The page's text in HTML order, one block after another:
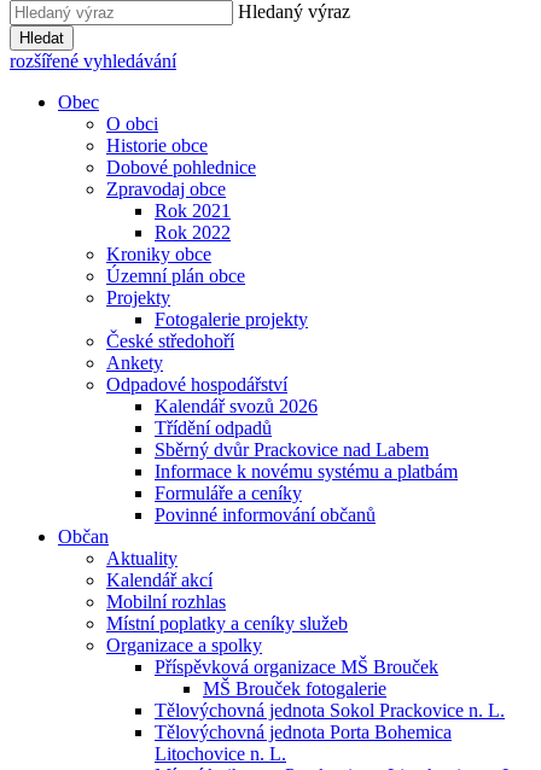
Hledaný výraz
Hledat
rozšířené vyhledávání
Obec
O obci
Historie obce
Dobové pohlednice
Zpravodaj obce
Rok 2021
Rok 2022
Kroniky obce
Územní plán obce
Projekty
Fotogalerie projekty
České středohoří
Ankety
Odpadové hospodářství
Kalendář svozů 2026
Třídění odpadů
Sběrný dvůr Prackovice nad Labem
Informace k novému systému a platbám
Formuláře a ceníky
Povinné informování občanů
Občan
Aktuality
Kalendář akcí
Mobilní rozhlas
Místní poplatky a ceníky služeb
Organizace a spolky
Příspěvková organizace MŠ Brouček
MŠ Brouček fotogalerie
Tělovýchovná jednota Sokol Prackovice n. L.
Tělovýchovná jednota Porta Bohemica
Litochovice n. L.